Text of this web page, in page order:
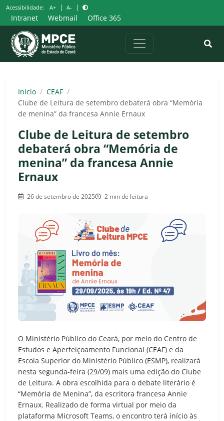
Pular
para
o
conteúdo
Acessibilidade: A+ | A- |
Intranet Webmail Office 365
Início / CEAF /
Clube de Leitura de setembro debaterá obra “Memória
de menina” da francesa Annie Ernaux
Clube de Leitura de setembro
debaterá obra “Memória de
menina” da francesa Annie
Ernaux
26 de setembro de 2025 2 min de leitura
O Ministério Público do Ceará, por meio do Centro de
Estudos e Aperfeiçoamento Funcional (CEAF) e da
Escola Superior do Ministério Público (ESMP), realizará
nesta segunda-feira (29/09) mais uma edição do Clube
de Leitura. A obra escolhida para o debate literário é
“Memória de Menina”, da escritora francesa Annie
Ernaux. Realizado de forma virtual por meio da
plataforma Microsoft Teams, o encontro terá início às